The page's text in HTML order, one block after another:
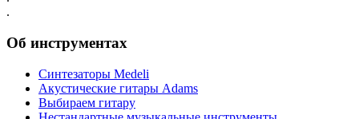
.
Об инструментах
Синтезаторы Мedeli
Акустические гитары Adams
Выбираем гитару